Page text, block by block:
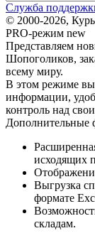
Служба
© 2000-2026,
PRO-режим new
Представляем
Шопоголиков,
всему миру.
В этом режиме вы
информации,
контроль над
Дополнительные
исходящих
Выгрузка
формате
складам.